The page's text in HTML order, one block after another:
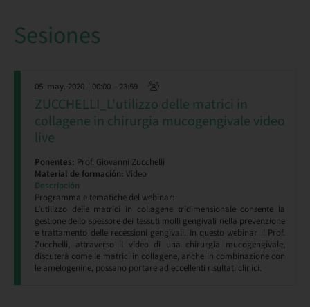
Sesiones
05. may. 2020 | 00:00 – 23:59
ZUCCHELLI_L'utilizzo delle matrici in
collagene in chirurgia mucogengivale video
live
Ponentes: Prof. Giovanni Zucchelli
Material de formación: Video
Descripción
Programma e tematiche del webinar:
L’utilizzo delle matrici in collagene tridimensionale consente la
gestione dello spessore dei tessuti molli gengivali nella prevenzione
e trattamento delle recessioni gengivali. In questo webinar il Prof.
Zucchelli, attraverso il video di una chirurgia mucogengivale,
discuterà come le matrici in collagene, anche in combinazione con
le amelogenine, possano portare ad eccellenti risultati clinici.